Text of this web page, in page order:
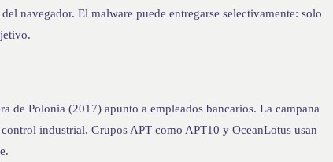
navegador. El malware puede entregarse selectivamente: solo
de Polonia (2017) apunto a empleados bancarios. La campana
industrial. Grupos APT como APT10 y OceanLotus usan